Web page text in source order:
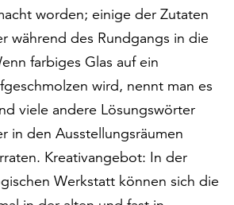
worden; einige der Zutaten
während des Rundgangs in die
farbiges Glas auf ein
wird, nennt man es
viele andere Lösungswörter
in den Ausstellungsräumen
Kreativangebot: In der
Werkstatt können sich die